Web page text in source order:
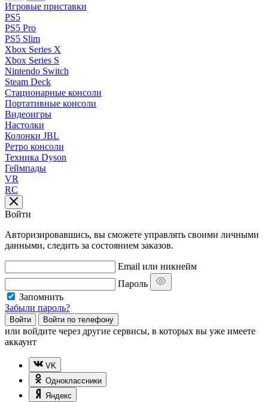
Игровые приставки
PS5
PS5 Pro
PS5 Slim
Xbox Series X
Xbox Series S
Nintendo Switch
Steam Deck
Стационарные консоли
Портативные консоли
Видеоигры
Настолки
Колонки JBL
Ретро консоли
Техника Dyson
Геймпады
VR
RC
Войти
Авторизировавшись, вы сможете управлять своими личными
данными, следить за состоянием заказов.
Email или никнейм
Пароль
Запомнить
Забыли пароль?
Войти Войти по телефону
или войдите через другие сервисы, в которых вы уже имеете
аккаунт
VK
Одноклассники
Яндекс